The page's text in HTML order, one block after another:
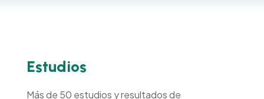
Estudios
Más de 50 estudios y resultados de